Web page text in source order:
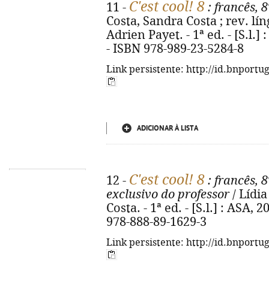
11 - C'est cool! 8 : francês,
Costa, Sandra Costa ; rev.
Adrien Payet. - 1ª ed. - [S.l.]
- ISBN 978-989-23-5284-8
Link persistente: http://
ADICIONAR À LISTA
12 - C'est cool! 8 : francês,
exclusivo do professor/ Lídia
Costa. - 1ª ed. - [S.l.] : ASA,
978-888-89-1629-3
Link persistente: http://